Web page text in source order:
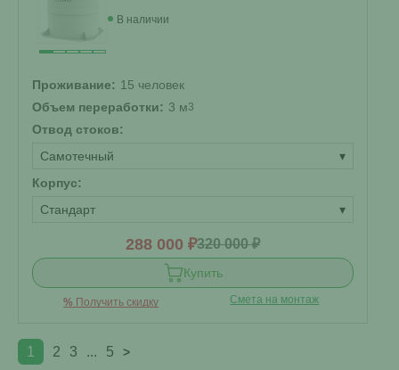
В наличии
Проживание: 15 человек
Объем переработки: 3 м3
Отвод стоков:
Самотечный
▾
Корпус:
Стандарт
▾
288 000 ₽320 000 ₽
Купить
% Получить скидку Смета на монтаж
1 2 3 ... 5 >